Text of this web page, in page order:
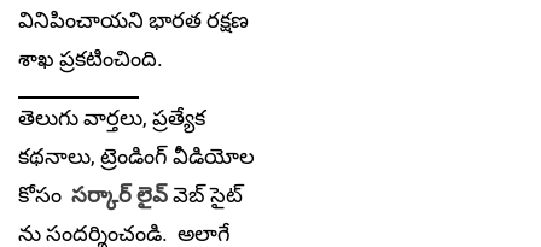
వినిపించాయని భారత రక్షణ
శాఖ ప్రకటించింది.
తెలుగు వార్తలు, ప్రత్యేక
కథనాలు, ట్రెండింగ్ వీడియోల
కోసం సర్కార్ లైవ్వెబ్ సైట్
ను సందర్శించండి. అలాగే